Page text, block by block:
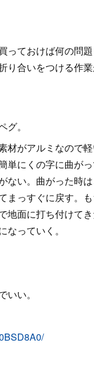
っておけば何の問
り合いをつける作
。
材がアルミなので
単にくの字に曲が
ない。曲がった時
まっすぐに戻す。
地面に打ち付けて
っていく。
い。